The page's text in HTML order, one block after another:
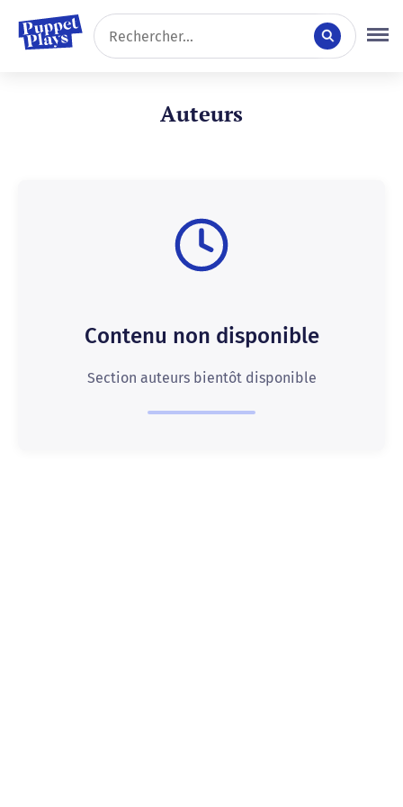
Auteurs
Contenu non disponible
Section auteurs bientôt disponible